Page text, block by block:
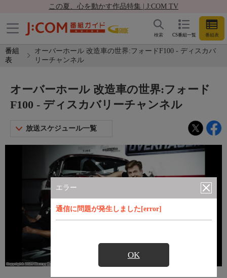
この夏、心を動かす作品特集 | J:COM TV
CS番組一覧 番組表
検索
番組
表
オーバーホール 改造車の世界:フォードF100 - ディスカバ
リーチャンネル
エラー
通信に問題が発生しました[error]
OK
オーバーホール 改造車の世界:フォード
F100 - ディスカバリーチャンネル
放送スケジュール一覧